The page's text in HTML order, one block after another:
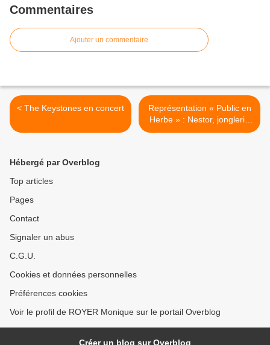
Commentaires
Ajouter un commentaire
< The Keystones en concert
Représentation « Public en
Herbe » : Nestor, jonglerie
et fil de fer >
Hébergé par Overblog
Top articles
Pages
Contact
Signaler un abus
C.G.U.
Cookies et données personnelles
Préférences cookies
Voir le profil de ROYER Monique sur le portail Overblog
Créer un blog sur Overblog